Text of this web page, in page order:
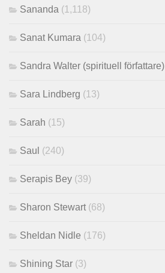
Sananda (1,118)
Sanat Kumara (104)
Sandra Walter (spirituell författare)
Sara Lindberg (13)
Sarah (15)
Saul (240)
Serapis Bey (39)
Sharon Stewart (68)
Sheldan Nidle (176)
Shining Star (3)